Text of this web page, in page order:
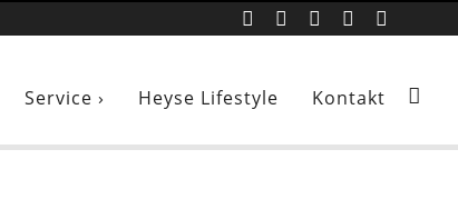
Service › Heyse Lifestyle Kontakt